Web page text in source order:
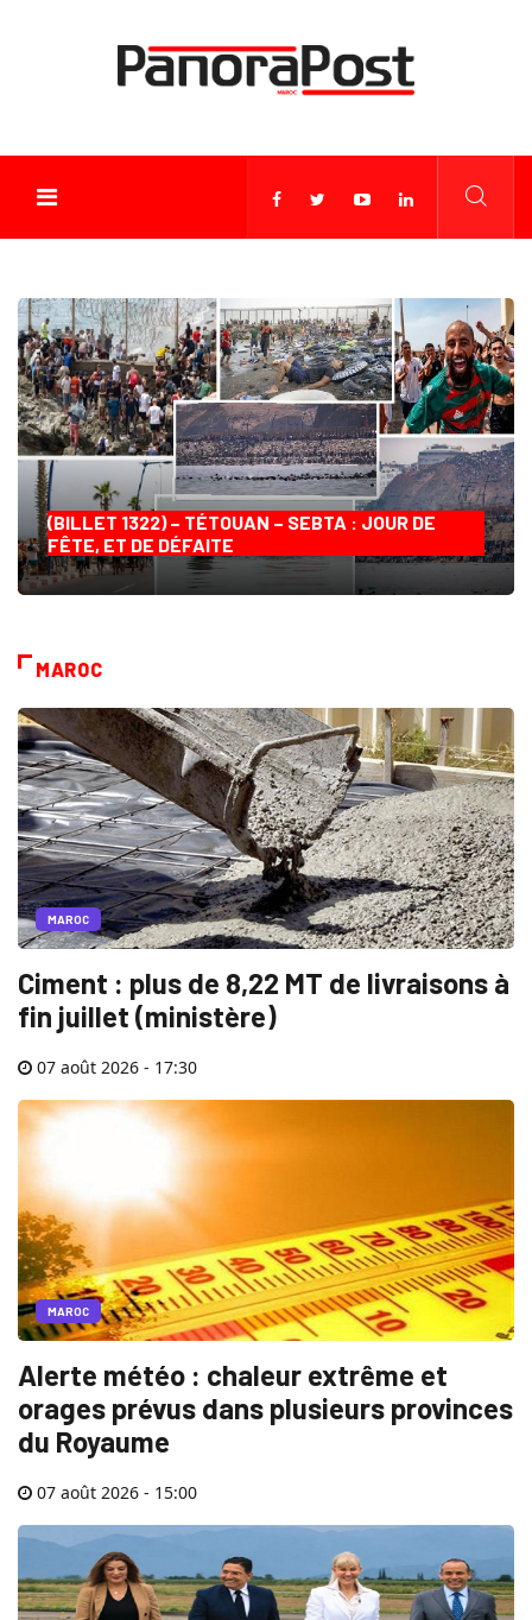
(BILLET 1322) – TÉTOUAN – SEBTA : JOUR DE
FÊTE, ET DE DÉFAITE
MAROC
MAROC
Ciment : plus de 8,22 MT de livraisons à
fin juillet (ministère)
07 août 2026 - 17:30
MAROC
Alerte météo : chaleur extrême et
orages prévus dans plusieurs provinces
du Royaume
07 août 2026 - 15:00